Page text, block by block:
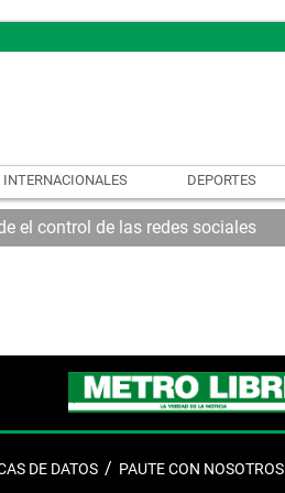
INTERNACIONALES DEPORTES
el control de las redes sociales
DE DATOS PAUTE CON NOSOTROS